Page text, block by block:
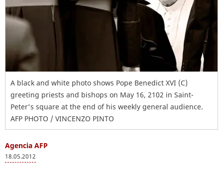
A black and white photo shows Pope Benedict XVI (C)
greeting priests and bishops on May 16, 2102 in Saint-
Peter's square at the end of his weekly general audience.
AFP PHOTO / VINCENZO PINTO
Agencia AFP
18.05.2012